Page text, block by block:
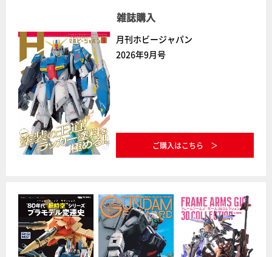
雑誌購入
月刊ホビージャパン
2026年9月号
ご購入はこちら